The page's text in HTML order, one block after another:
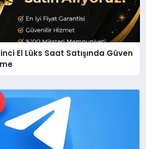
El Lüks Saat Satışında Güven